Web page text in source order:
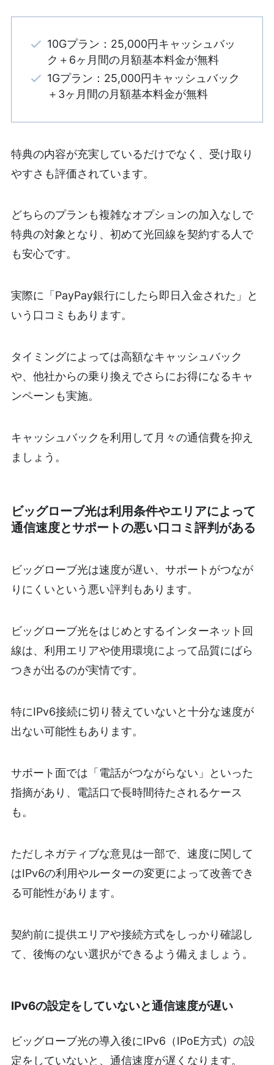
10Gプラン：25,000円キャッシュバッ
ク＋6ヶ月間の月額基本料金が無料
1Gプラン：25,000円キャッシュバック
＋3ヶ月間の月額基本料金が無料
特典の内容が充実しているだけでなく、受け取り
やすさも評価されています。
どちらのプランも複雑なオプションの加入なしで
特典の対象となり、初めて光回線を契約する人で
も安心です。
実際に「PayPay銀行にしたら即日入金された」と
いう口コミもあります。
タイミングによっては高額なキャッシュバック
や、他社からの乗り換えでさらにお得になるキャ
ンペーンも実施。
キャッシュバックを利用して月々の通信費を抑え
ましょう。
ビッグローブ光は利用条件やエリアによって
通信速度とサポートの悪い口コミ評判がある
ビッグローブ光は速度が遅い、サポートがつなが
りにくいという悪い評判もあります。
ビッグローブ光をはじめとするインターネット回
線は、利用エリアや使用環境によって品質にばら
つきが出るのが実情です。
特にIPv6接続に切り替えていないと十分な速度が
出ない可能性もあります。
サポート面では「電話がつながらない」といった
指摘があり、電話口で長時間待たされるケース
も。
ただしネガティブな意見は一部で、速度に関して
はIPv6の利用やルーターの変更によって改善でき
る可能性があります。
契約前に提供エリアや接続方式をしっかり確認し
て、後悔のない選択ができるよう備えましょう。
IPv6の設定をしていないと通信速度が遅い
ビッグローブ光の導入後にIPv6（IPoE方式）の設
定をしていないと、通信速度が遅くなります。